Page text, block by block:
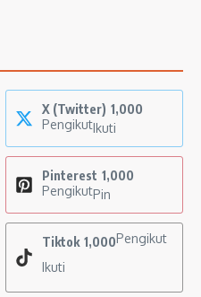
X (Twitter) 1,000
PengikutIkuti
Pinterest 1,000
PengikutPin
Tiktok 1,000Pengikut
Ikuti